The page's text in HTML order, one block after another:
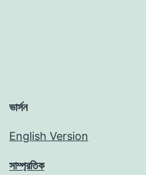
ভার্সন
English Version
সাম্প্রতিক